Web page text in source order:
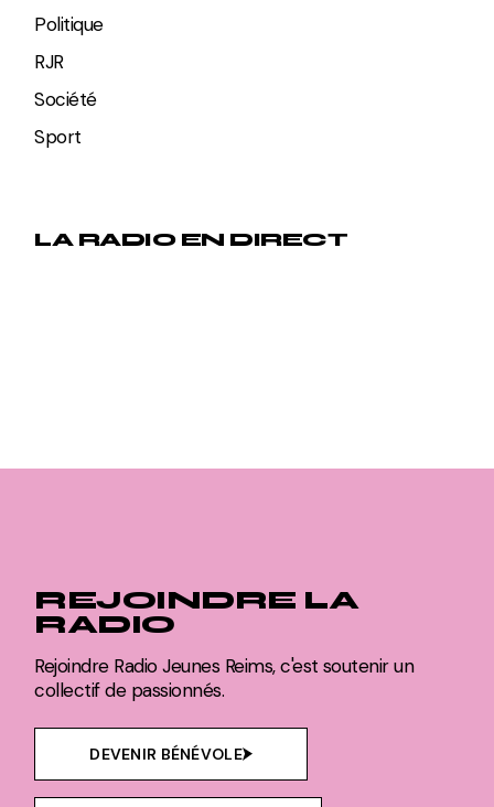
Politique
RJR
Société
Sport
LA RADIO EN DIRECT
REJOINDRE LA
RADIO
Rejoindre Radio Jeunes Reims, c'est soutenir un
collectif de passionnés.
DEVENIR BÉNÉVOLE